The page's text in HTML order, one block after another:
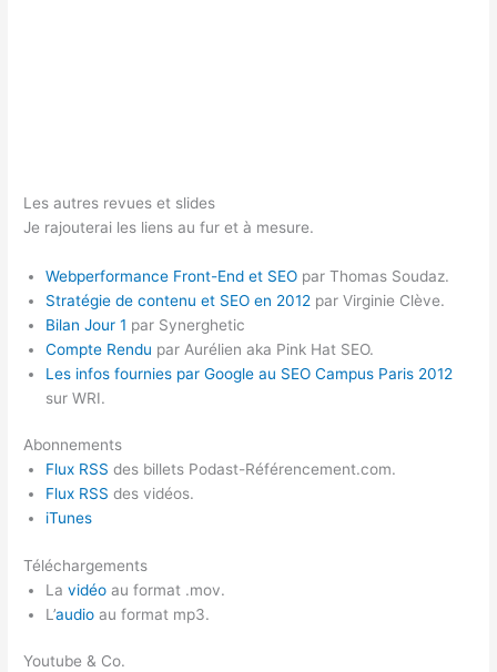
Les autres revues et slides
Je rajouterai les liens au fur et à mesure.
Webperformance Front-End et SEO par Thomas Soudaz.
Stratégie de contenu et SEO en 2012 par Virginie Clève.
Bilan Jour 1 par Synerghetic
Compte Rendu par Aurélien aka Pink Hat SEO.
Les infos fournies par Google au SEO Campus Paris 2012
sur WRI.
Abonnements
Flux RSS des billets Podast-Référencement.com.
Flux RSS des vidéos.
iTunes
Téléchargements
Lavidéo au format .mov.
L’audio au format mp3.
Youtube & Co.